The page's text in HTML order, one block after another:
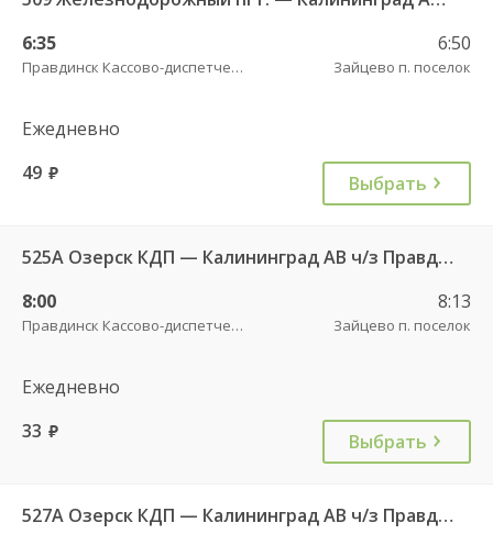
6:35
Правдинск Кассово-диспетчерский пункт
6:50
Зайцево п. поселок
Ежедневно
49 руб. Выбрать
525А Озерск КДП — Калининград АВ ч/з Правдинск КДП
8:00
Правдинск Кассово-диспетчерский пункт
8:13
Зайцево п. поселок
Ежедневно
33 руб. Выбрать
527А Озерск КДП — Калининград АВ ч/з Правдинск КДП